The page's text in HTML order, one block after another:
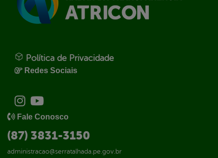
Política de Privacidade
Redes Sociais
Fale Conosco
(87) 3831-3150
administracao@serratalhada.pe.gov.br